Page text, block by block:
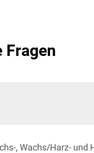
Fragen
, Wachs/Harz- und